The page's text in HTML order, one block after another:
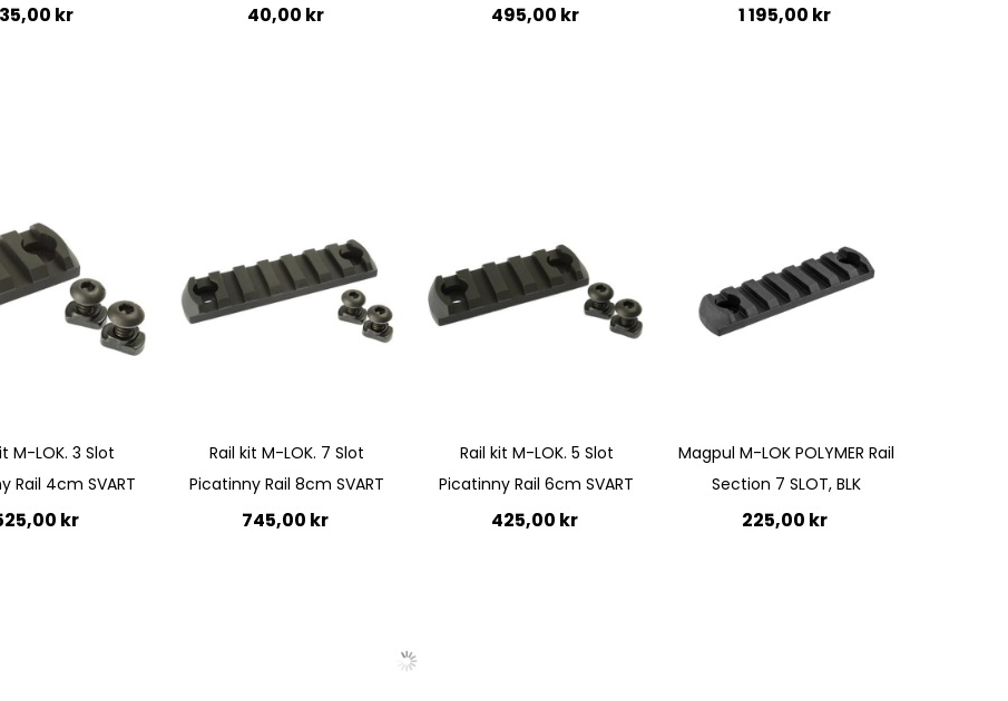
35,00 kr 40,00 kr 495,00 kr
Quickview
1 195,00 kr
Quickview
M-LOK. 3 Slot
Rail 4cm SVART
kr
Rail kit M-LOK. 7 Slot
Picatinny Rail 8cm SVART
745,00 kr
Rail kit M-LOK. 5 Slot
Picatinny Rail 6cm SVART
425,00 kr
Magpul M-LOK POLYMER Rail
Section 7 SLOT, BLK
225,00 kr